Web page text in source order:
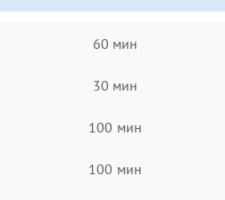
60 мин
30 мин
100 мин
100 мин